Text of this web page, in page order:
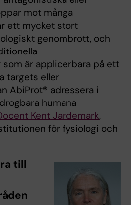
mot många
ett mycket stort
genombrott, och
är applicerbara på ett
targets eller
AbiProt® adressera i
humana
Kent Jardemark,
för fysiologi och
till